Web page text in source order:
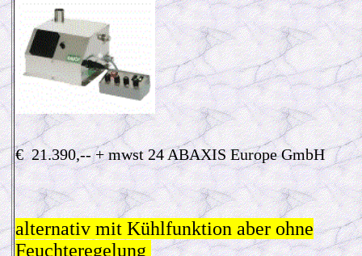
€ 21.390,-- + mwst 24 ABAXIS Europe GmbH
alternativ mit Kühlfunktion aber ohne
Feuchteregelung